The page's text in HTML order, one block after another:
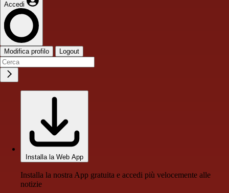
Accedi
Modifica profilo Logout
Installa la Web App
Installa la nostra App gratuita e accedi più velocemente alle
notizie